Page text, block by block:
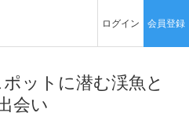
ログイン 会員登録
ットに潜む渓魚と
会い